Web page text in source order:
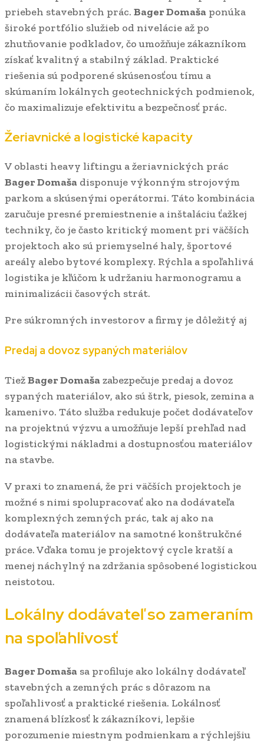
priebeh stavebných prác. Bager Domaša ponúka
široké portfólio služieb od nivelácie až po
zhutňovanie podkladov, čo umožňuje zákazníkom
získať kvalitný a stabilný základ. Praktické
riešenia sú podporené skúsenosťou tímu a
skúmaním lokálnych geotechnických podmienok,
čo maximalizuje efektivitu a bezpečnosť prác.
Žeriavnické a logistické kapacity
V oblasti heavy liftingu a žeriavnických prác
Bager Domaša disponuje výkonným strojovým
parkom a skúsenými operátormi. Táto kombinácia
zaručuje presné premiestnenie a inštaláciu ťažkej
techniky, čo je často kritický moment pri väčších
projektoch ako sú priemyselné haly, športové
areály alebo bytové komplexy. Rýchla a spoľahlivá
logistika je kľúčom k udržaniu harmonogramu a
minimalizácii časových strát.
Pre súkromných investorov a firmy je dôležitý aj
Predaj a dovoz sypaných materiálov
TiežBager Domašazabezpečuje predaj a dovoz
sypaných materiálov, ako sú štrk, piesok, zemina a
kamenivo. Táto služba redukuje počet dodávateľov
na projektnú výzvu a umožňuje lepší prehľad nad
logistickými nákladmi a dostupnosťou materiálov
na stavbe.
V praxi to znamená, že pri väčších projektoch je
možné s nimi spolupracovať ako na dodávateľa
komplexných zemných prác, tak aj ako na
dodávateľa materiálov na samotné konštrukčné
práce. Vďaka tomu je projektový cycle kratší a
menej náchylný na zdržania spôsobené logistickou
neistotou.
Lokálny dodávateľ so zameraním
na spoľahlivosť
Bager Domaša sa profiluje ako lokálny dodávateľ
stavebných a zemných prác s dôrazom na
spoľahlivosť a praktické riešenia. Lokálnosť
znamená blízkosť k zákazníkovi, lepšie
porozumenie miestnym podmienkam a rýchlejšiu